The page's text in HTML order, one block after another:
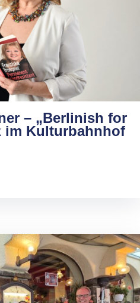
– „Berlinish for
im Kulturbahnhof